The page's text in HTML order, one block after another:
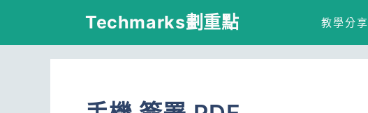
Techmarks劃重點 教學分享